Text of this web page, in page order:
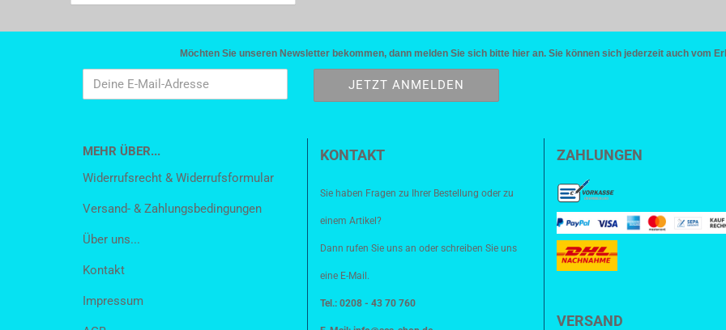
Möchten Sie unseren Newsletter bekommen, dann melden Sie sich bitte hier an. Sie können sich jederzeit auch vom
MEHR ÜBER...
Widerrufsrecht & Widerrufsformular
Versand- & Zahlungsbedingungen
Über uns...
Kontakt
Impressum
KONTAKT
Sie haben Fragen zu Ihrer Bestellung oder zu
einem Artikel?
Dann rufen Sie uns an oder schreiben Sie uns
eine E-Mail.
Tel.: 0208 - 43 70 760
ZAHLUNGEN
VERSAND